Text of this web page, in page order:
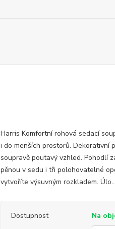
Harris Komfortní rohová sedací
i do menších prostorů. Dekorativní
soupravě poutavý vzhled. Pohodlí
pěnou v sedu i tři polohovatelné
vytvoříte výsuvným rozkladem. Úlo...
Dostupnost
Na